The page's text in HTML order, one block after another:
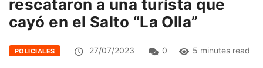
rescataron a una turista que
cayó en el Salto “La Olla”
POLICIALES 27/07/2023 0 5 minutes read